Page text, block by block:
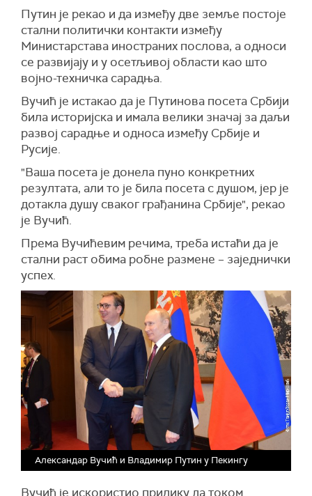
Путин је рекао и да између две земље постоје
стални политички контакти између
Министарстава иностраних послова, а односи
се развијају и у осетљивој области као што
војно-техничка сарадња.
Вучић је истакао да је Путинова посета Србији
била историјска и имала велики значај за даљи
развој сарадње и односа између Србије и
Русије.
"Ваша посета је донела пуно конкретних
резултата, али то је била посета с душом, јер је
дотакла душу сваког грађанина Србије", рекао
је Вучић.
Према Вучићевим речима, треба истаћи да је
стални раст обима робне размене – заједнички
успех.
Александар Вучић и Владимир Путин у Пекингу
Вучић је искористио прилику да током